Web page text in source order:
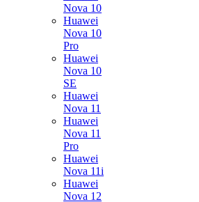
Nova 10
Huawei
Nova 10
Pro
Huawei
Nova 10
SE
Huawei
Nova 11
Huawei
Nova 11
Pro
Huawei
Nova 11i
Huawei
Nova 12